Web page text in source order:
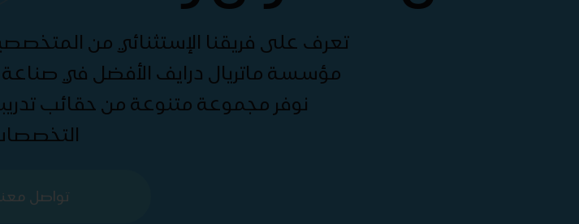
تعرف على فريقنا الإستثنائي من
مؤسسة ماتريال درايف الأفضل في صناعة
نوفر مجموعة متنوعة من حقائب
تواصل